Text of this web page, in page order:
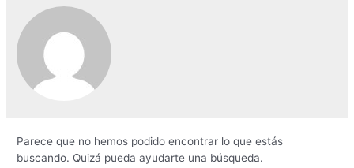
Parece que no hemos podido encontrar lo que estás
buscando. Quizá pueda ayudarte una búsqueda.